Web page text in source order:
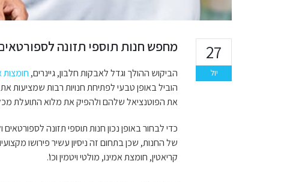
27
יול
מחפש חנות תוספי תזונה
הביקוש ההולך וגדל לאבקות חלבון, גיינרים, חומצות
הוביל באופן טבעי לפתיחת חנויות רבות שמציעות
את הפוטנציאל שלהם ולהפיק את מלוא התועלת מכל
כדי לבחור באופן נכון חנות תוספי תזונה
של החנות, שכן בתחום זה ניסיון עשיר פירושו
קריאטין, חומצת אמינו, מולטי ויטמין וכו'.